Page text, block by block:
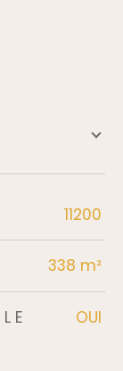
11200
338 m²
OUI